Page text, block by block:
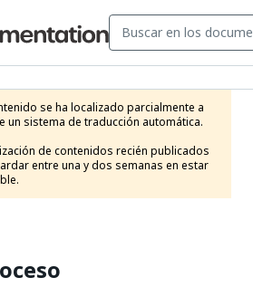
se ha localizado parcialmente a
un sistema de traducción automática.
de contenidos recién publicados
entre una y dos semanas en estar